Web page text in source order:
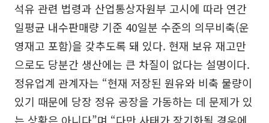
석유 관련 법령과 산업통상자원부 고시에 따라 연간
일평균 내수판매량 기준 40일분 수준의 의무비축(운
영재고 포함)을 갖추도록 돼 있다. 현재 보유 재고만
으로도 당분간 생산에는 큰 차질이 없다는 설명이다.
정유업계 관계자는 “현재 저장된 원유와 비축 물량이
있기 때문에 당장 정유 공장을 가동하는 데 문제가 있